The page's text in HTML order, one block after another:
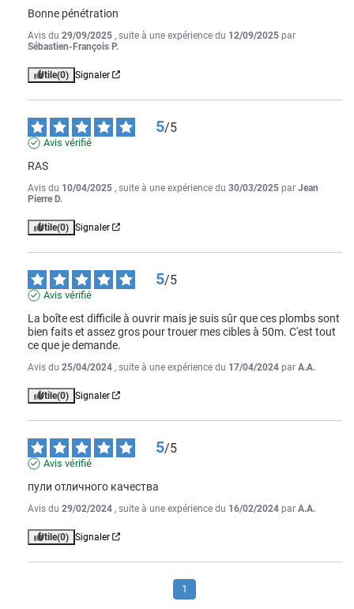
Bonne pénétration
Avis du 29/09/2025 , suite à une expérience du 12/09/2025 par
Sébastien-François P.
Utile(0) Signaler
5/5
Avis vérifié
RAS
Avis du 10/04/2025 , suite à une expérience du 30/03/2025 par Jean
Pierre D.
Utile(0) Signaler
5/5
Avis vérifié
La boîte est difficile à ouvrir mais je suis sûr que ces plombs sont
bien faits et assez gros pour trouer mes cibles à 50m. C'est tout
ce que je demande.
Avis du 25/04/2024 , suite à une expérience du 17/04/2024 par A.A.
Utile(0) Signaler
5/5
Avis vérifié
пули отличного качества
Avis du 29/02/2024 , suite à une expérience du 16/02/2024 par A.A.
Utile(0) Signaler
1